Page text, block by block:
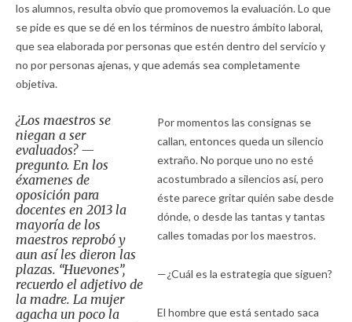
los alumnos, resulta obvio que promovemos la evaluación. Lo que
se pide es que se dé en los términos de nuestro ámbito laboral,
que sea elaborada por personas que estén dentro del servicio y
no por personas ajenas, y que además sea completamente
objetiva.
¿Los maestros se
niegan a ser
evaluados? —
pregunto. En los
éxamenes de
oposición para
docentes en 2013 la
mayoría de los
maestros reprobó y
aun así les dieron las
plazas. “Huevones”,
recuerdo el adjetivo de
la madre. La mujer
agacha un poco la
Por momentos las consignas se
callan, entonces queda un silencio
extraño. No porque uno no esté
acostumbrado a silencios así, pero
éste parece gritar quién sabe desde
dónde, o desde las tantas y tantas
calles tomadas por los maestros.
—¿Cuál es la estrategia que siguen?
El hombre que está sentado saca